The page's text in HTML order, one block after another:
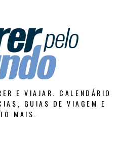
E VIAJAR. CALENDÁRIO
GUIAS DE VIAGEM E
MAIS.